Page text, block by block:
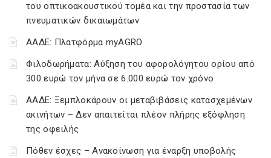
του οπτικοακουστικού τομέα και την προστασία των
πνευματικών δικαιωμάτων
ΑΑΔΕ: Πλατφόρμα myAGRO
Φιλοδωρήματα: Αύξηση του αφορολόγητου ορίου από
300 ευρώ τον μήνα σε 6.000 ευρώ τον χρόνο
ΑΑΔΕ: Ξεμπλοκάρουν οι μεταβιβάσεις κατασχεμένων
ακινήτων – Δεν απαιτείται πλέον πλήρης εξόφληση
της οφειλής
Πόθεν έσχες – Ανακοίνωση για έναρξη υποβολής